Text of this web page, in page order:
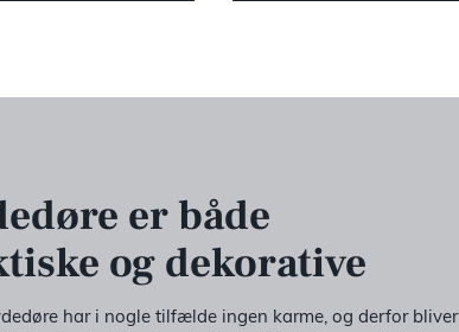
er både
og dekorative
har i nogle tilfælde ingen karme, og derfor bliver